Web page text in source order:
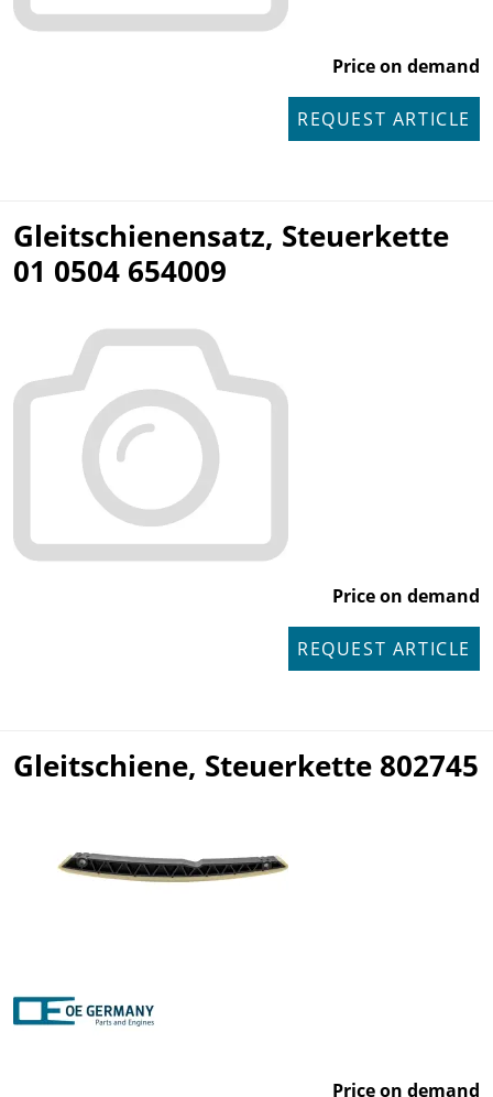
Price on demand
REQUEST ARTICLE
Gleitschienensatz, Steuerkette
01 0504 654009
Price on demand
REQUEST ARTICLE
Gleitschiene, Steuerkette 802745
Price on demand